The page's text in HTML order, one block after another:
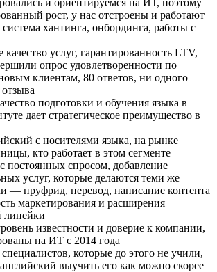
рост, у нас отстроены и работают
хантинга, онбординга, работы с
услуг, гарантированность LTV,
опрос удовлетворенности по
клиентам, 80 ответов, ни одного
подготовки и обучения языка в
дает стратегическое преимущество в
с носителями языка, на рынке
кто работает в этом сегменте
постоянных спросом, добавление
услуг, которые делаются теми же
— пруфрид, перевод, написание контента
маркетирования и расширения
линейки
известности и доверие к компании,
на ИТ с 2014 года
которые до этого не учили,
выучить его как можно скорее